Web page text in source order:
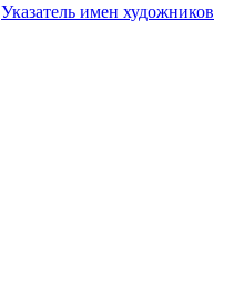
Указатель имен художников